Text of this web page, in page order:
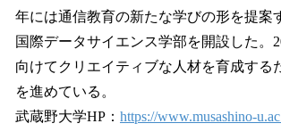
年には通信教育の新たな学びの形を提案
国際データサイエンス学部を開設した。
向けてクリエイティブな人材を育成する
を進めている。
武蔵野大学HP： https://www.musashino-